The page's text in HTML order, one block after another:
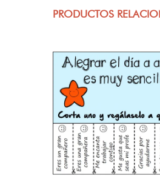
PRODUCTOS